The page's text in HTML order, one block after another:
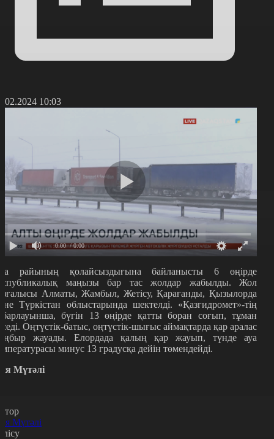
10:03
0:00 / 0:00
райының қолайсыздығына байланысты 6 өңірде
маңызы бар тас жолдар жабылды. Жол
Алматы, Жамбыл, Жетісу, Қарағанды, Қызылорда
Түркістан облыстарында шектелді. «Қазгидромет»-тің
бүгін 13 өңірде қатты боран соғып, тұман
Оңтүстік-батыс, оңтүстік-шығыс аймақтарда қар аралас
жауады. Елордада қалың қар жауып, түнде ауа
минус 13 градусқа дейін төмендейді.
Мүтәлі
Мүтәлі